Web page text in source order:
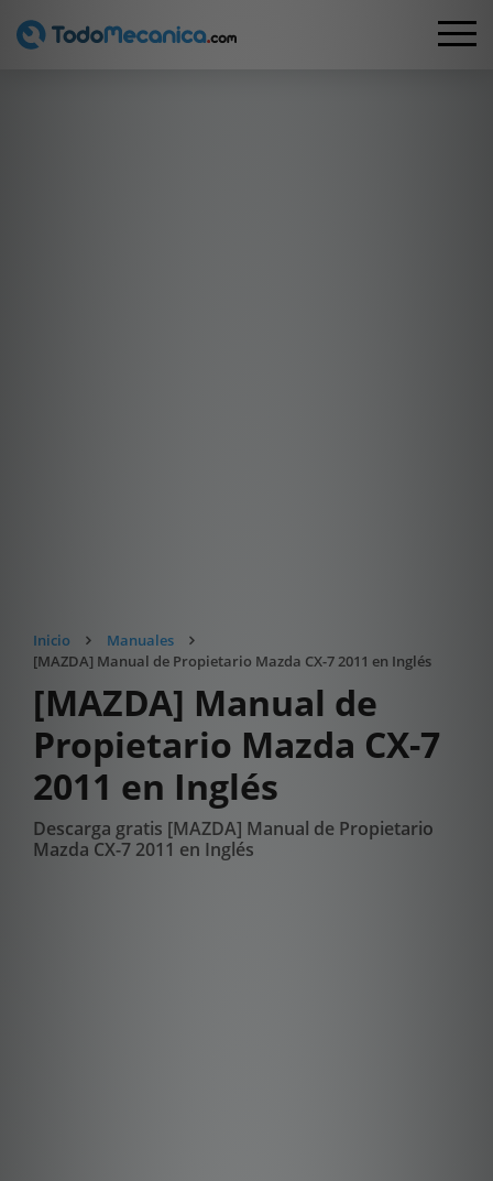
Inicio
Manuales
[MAZDA] Manual de Propietario Mazda CX-7 2011 en Inglés
[MAZDA] Manual de
Propietario Mazda CX-7
2011 en Inglés
Descarga gratis [MAZDA] Manual de Propietario
Mazda CX-7 2011 en Inglés